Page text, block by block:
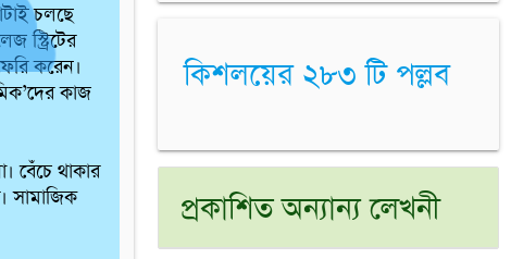
চলছে
স্ট্রিটের
করেন।
বেঁচে থাকার
সামাজিক
কিশলয়ের ২৮৩ টি পল্লব
প্রকাশিত অন্যান্য লেখনী